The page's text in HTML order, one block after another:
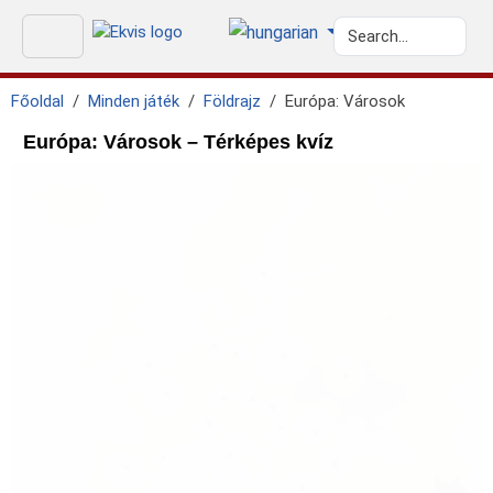
Főoldal Minden játék Földrajz Európa: Városok
Európa: Városok – Térképes kvíz